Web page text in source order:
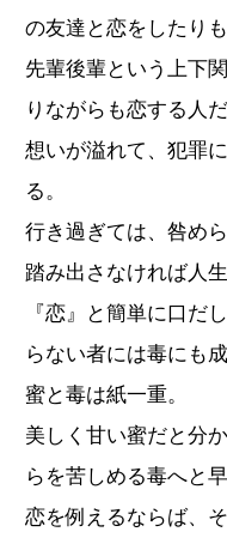
の友達と恋をしたりも
先輩後輩という上下
りながらも恋する人
想いが溢れて、犯罪
る。
行き過ぎては、咎めら
踏み出さなければ人
『恋』と簡単に口だ
らない者には毒にも
蜜と毒は紙一重。
美しく甘い蜜だと分
らを苦しめる毒へと早
恋を例えるならば、